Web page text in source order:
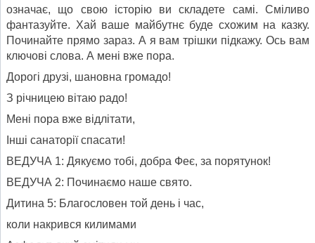
означає, що свою історію ви складете самі. Сміливо
фантазуйте. Хай ваше майбутнє буде схожим на казку.
Починайте прямо зараз. А я вам трішки підкажу. Ось вам
ключові слова. А мені вже пора.
Дорогі друзі, шановна громадо!
З річницею вітаю радо!
Мені пора вже відлітати,
Інші санаторії спасати!
ВЕДУЧА 1: Дякуємо тобі, добра Феє, за порятунок!
ВЕДУЧА 2: Починаємо наше свято.
Дитина 5: Благословен той день і час,
коли накрився килимами